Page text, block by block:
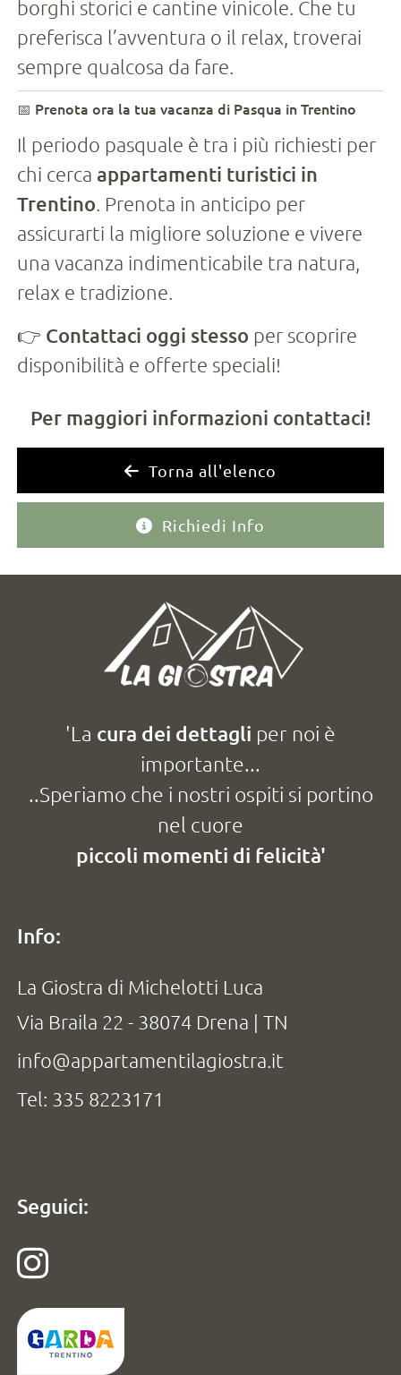
borghi storici e cantine vinicole. Che tu
preferisca l’avventura o il relax, troverai
sempre qualcosa da fare.
📅 Prenota ora la tua vacanza di Pasqua in Trentino
Il periodo pasquale è tra i più richiesti per
chi cerca appartamenti turistici in
Trentino . Prenota in anticipo per
assicurarti la migliore soluzione e vivere
una vacanza indimenticabile tra natura,
relax e tradizione.
👉 Contattaci oggi stesso per scoprire
disponibilità e offerte speciali!
Per maggiori informazioni contattaci!
Torna all'elenco
Richiedi Info
'La cura dei dettagli per noi è
importante...
..Speriamo che i nostri ospiti si portino
nel cuore
piccoli momenti di felicità'
Info:
La Giostra di Michelotti Luca
Via Braila 22 - 38074 Drena | TN
info@appartamentilagiostra.it
Tel: 335 8223171
Seguici: